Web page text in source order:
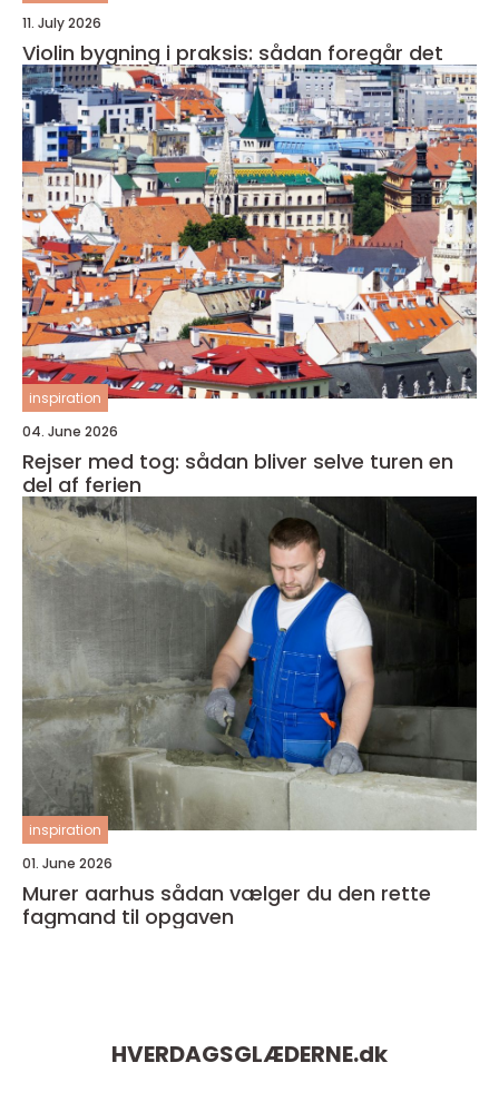
11. July 2026
Violin bygning i praksis: sådan foregår det
inspiration
04. June 2026
Rejser med tog: sådan bliver selve turen en
del af ferien
inspiration
01. June 2026
Murer aarhus sådan vælger du den rette
fagmand til opgaven
HVERDAGSGLÆDERNE.dk